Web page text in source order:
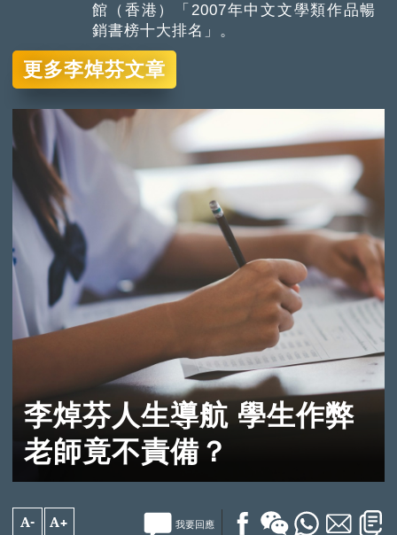
館（香港）「2007年中文文學類作品暢
銷書榜十大排名」。
更多李焯芬文章
李焯芬人生導航 學生作弊
老師竟不責備？
A- A+ 我要回應